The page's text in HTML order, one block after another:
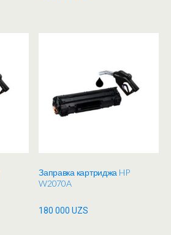
Заправка картриджа HP
W2070A
180 000UZS